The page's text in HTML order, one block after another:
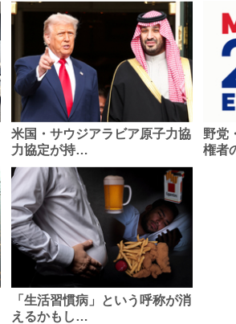
米国・サウジアラビア原子力協
力協定が持…
野党
権者
「生活習慣病」という呼称が消
えるかもし…